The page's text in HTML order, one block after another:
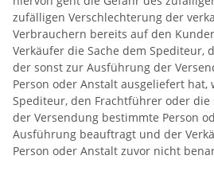
zufälligen Verschlechterung der
Verbrauchern bereits auf den
Verkäufer die Sache dem Spediteur,
der sonst zur Ausführung der
Person oder Anstalt ausgeliefert hat,
Spediteur, den Frachtführer oder
der Versendung bestimmte Person
Ausführung beauftragt und der
Person oder Anstalt zuvor nicht